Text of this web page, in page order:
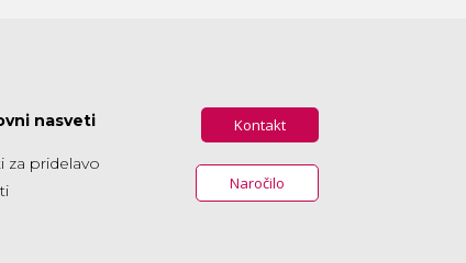
nasveti
za pridelavo
Kontakt
Naročilo